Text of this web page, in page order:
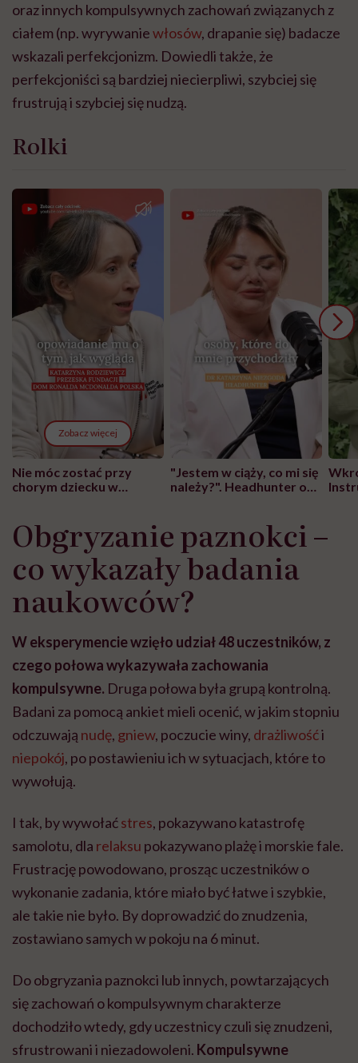
oraz innych kompulsywnych zachowań związanych z
ciałem (np. wyrywaniewłosów, drapanie się) badacze
wskazali perfekcjonizm. Dowiedli także, że
perfekcjoniści są bardziej niecierpliwi, szybciej się
frustrują i szybciej się nudzą.
Rolki
Zobacz więcej
Nie móc zostać przy
chorym dziecku w
może chyba tylko
głupota i brak
wyobraźni"
"Jestem w ciąży, co mi się
należy?". Headhunter o
pracy
Obgryzanie paznokci –
co wykazały badania
naukowców?
W eksperymencie wzięło udział 48 uczestników, z
czego połowa wykazywała zachowania
kompulsywne. Druga połowa była grupą kontrolną.
Badani za pomocą ankiet mieli ocenić, w jakim stopniu
odczuwają nudę, gniew, poczucie winy, drażliwośći
niepokój, po postawieniu ich w sytuacjach, które to
wywołują.
I tak, by wywołaćstres, pokazywano katastrofę
samolotu, dla relaksu pokazywano plażę i morskie fale.
Frustrację powodowano, prosząc uczestników o
wykonanie zadania, które miało być łatwe i szybkie,
ale takie nie było. By doprowadzić do znudzenia,
zostawiano samych w pokoju na 6 minut.
Do obgryzania paznokci lub innych, powtarzających
się zachowań o kompulsywnym charakterze
dochodziło wtedy, gdy uczestnicy czuli się znudzeni,
sfrustrowani i niezadowoleni. Kompulsywne